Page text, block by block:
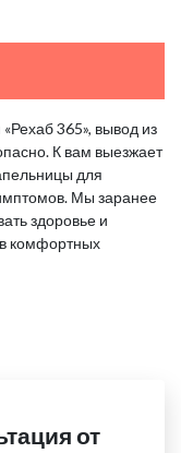
365», вывод из
К вам выезжает
для
Мы заранее
здоровье и
в комфортных
от